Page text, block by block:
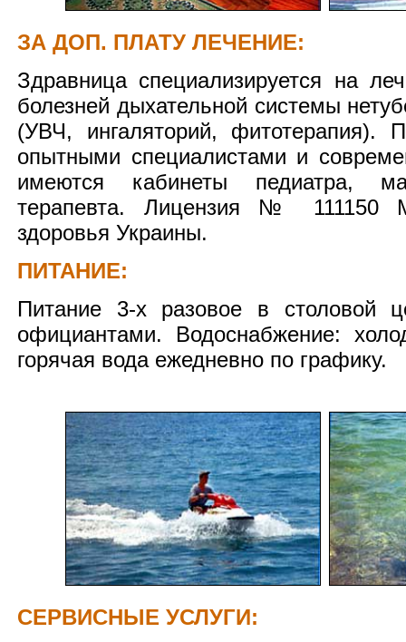
ЗА ДОП. ПЛАТУ ЛЕЧЕНИЕ:
Здравница специализируется на
болезней дыхательной системы
(УВЧ, ингаляторий, фитотерапия).
опытными специалистами и
имеются кабинеты педиатра,
терапевта. Лицензия № 111150
здоровья Украины.
ПИТАНИЕ:
Питание 3-х разовое в столовой
официантами. Водоснабжение:
горячая вода ежедневно по графику.
СЕРВИСНЫЕ УСЛУГИ: